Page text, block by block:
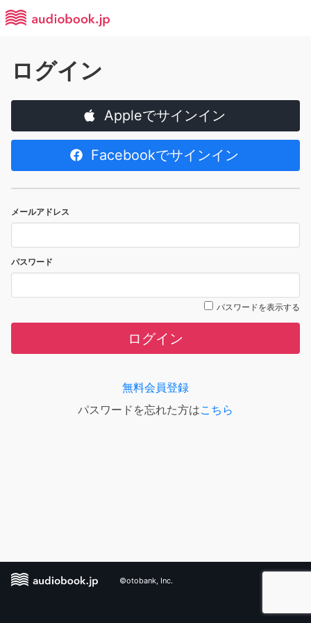
ログイン
Appleでサインイン
Facebookでサインイン
メールアドレス
パスワード
パスワードを表示する
ログイン
無料会員登録
パスワードを忘れた方はこちら
©otobank, Inc.